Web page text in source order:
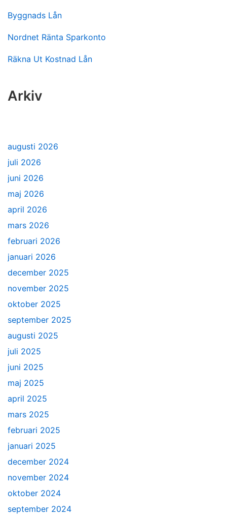
Byggnads Lån
Nordnet Ränta Sparkonto
Räkna Ut Kostnad Lån
Arkiv
augusti 2026
juli 2026
juni 2026
maj 2026
april 2026
mars 2026
februari 2026
januari 2026
december 2025
november 2025
oktober 2025
september 2025
augusti 2025
juli 2025
juni 2025
maj 2025
april 2025
mars 2025
februari 2025
januari 2025
december 2024
november 2024
oktober 2024
september 2024